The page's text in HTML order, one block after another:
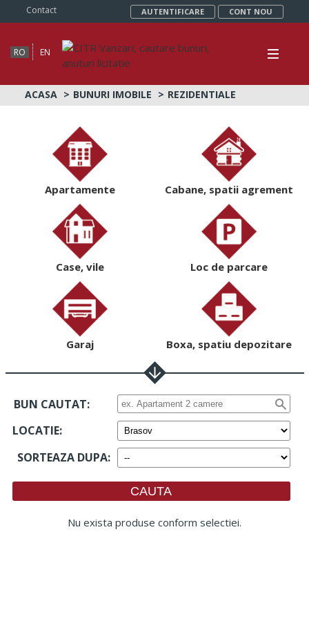
Contact AUTENTIFICARE CONT NOU
RO EN
ACASA BUNURI IMOBILE REZIDENTIALE
Apartamente Cabane, spatii agrement
Case, vile Loc de parcare
Garaj Boxa, spatiu depozitare
BUN CAUTAT:
LOCATIE:
SORTEAZA DUPA:
Nu exista produse conform selectiei.